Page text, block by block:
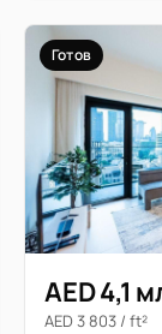
Готов
AED 4,1
AED 3 803 / ft²